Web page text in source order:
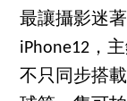
最讓攝影迷
iPhone12，
不只同步搭